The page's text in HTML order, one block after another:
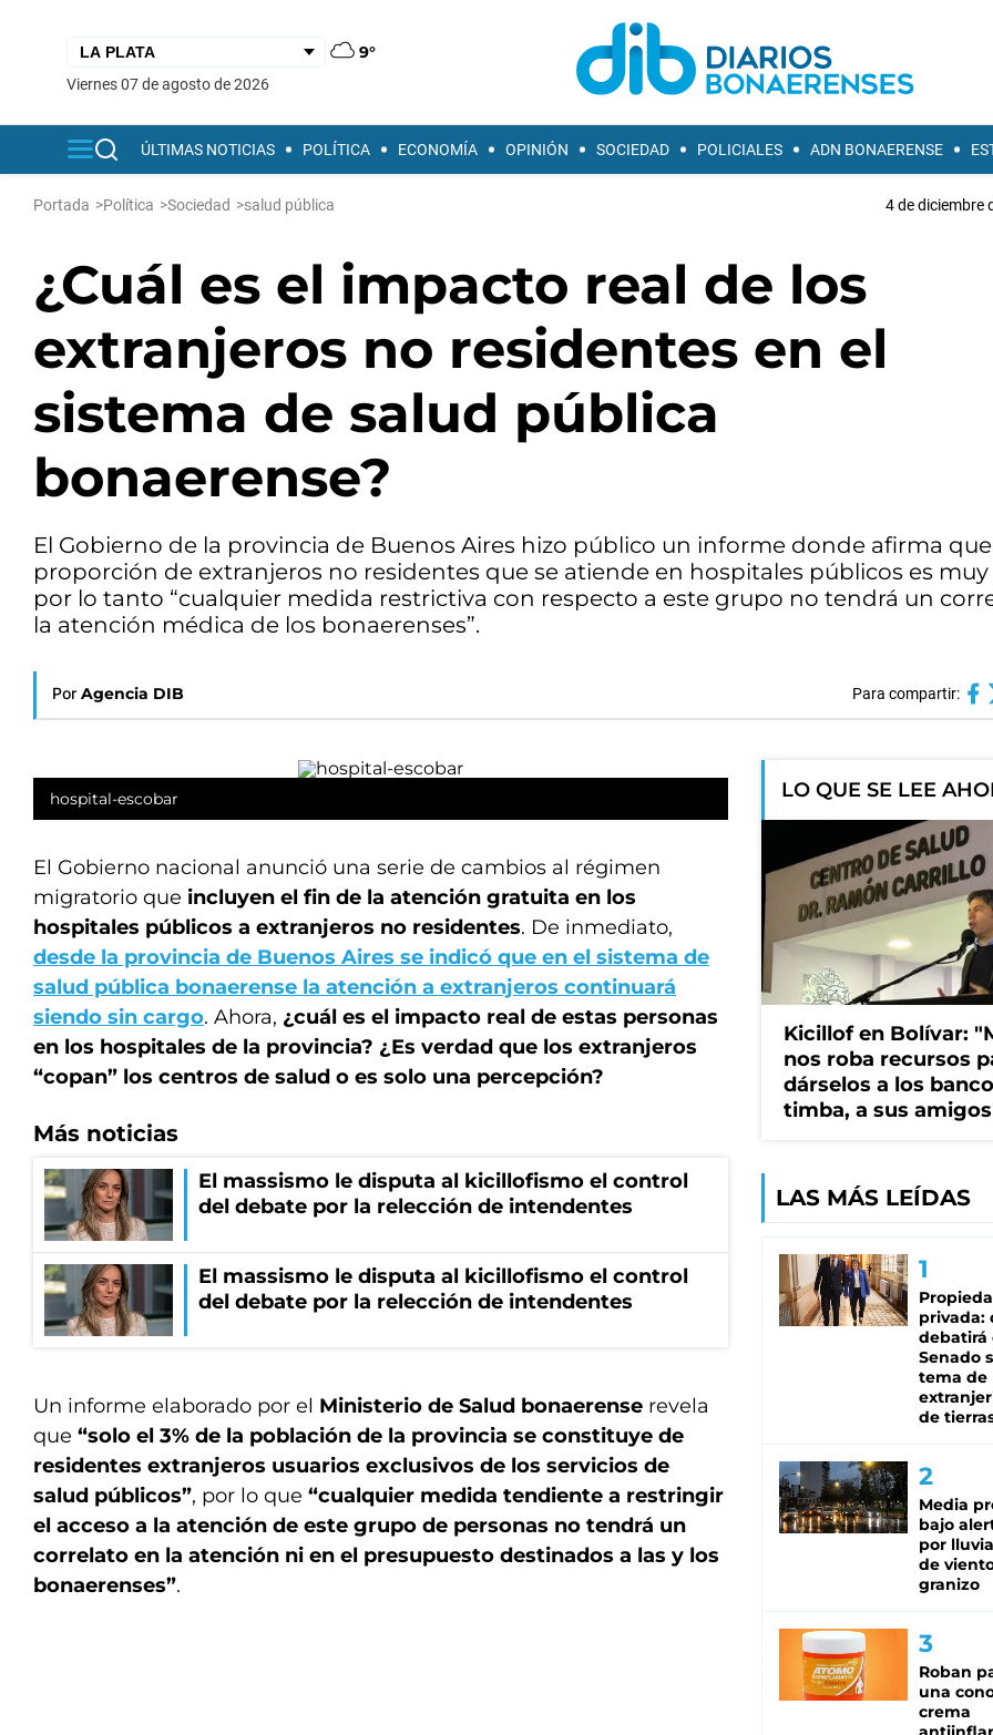
9°
viernes 07 de agosto de 2026
ÚLTIMAS NOTICIAS POLÍTICA ECONOMÍA OPINIÓN SOCIEDAD POLICIALES ADN BONAERENSE
Portada >Política >Sociedad >salud pública 4 de diciembre
¿Cuál es el impacto real de los
extranjeros no residentes en el
sistema de salud pública
bonaerense?
El Gobierno de la provincia de Buenos Aires hizo público un informe donde afirma que
proporción de extranjeros no residentes que se atiende en hospitales públicos es muy
por lo tanto “cualquier medida restrictiva con respecto a este grupo no tendrá un
la atención médica de los bonaerenses”.
Por Agencia DIB Para compartir:
hospital-escobar
El Gobierno nacional anunció una serie de cambios al régimen
migratorio que incluyen el fin de la atención gratuita en los
hospitales públicos a extranjeros no residentes. De inmediato,
desde la provincia de Buenos Aires se indicó que en el sistema de
salud pública bonaerense la atención a extranjeros continuará
siendo sin cargo. Ahora, ¿cuál es el impacto real de estas personas
en los hospitales de la provincia? ¿Es verdad que los extranjeros
“copan” los centros de salud o es solo una percepción?
Más noticias
El massismo le disputa al kicillofismo el control
del debate por la relección de intendentes
El massismo le disputa al kicillofismo el control
del debate por la relección de intendentes
Un informe elaborado por el Ministerio de Salud bonaerense revela
que “solo el 3% de la población de la provincia se constituye de
residentes extranjeros usuarios exclusivos de los servicios de
salud públicos”, por lo que “cualquier medida tendiente a restringir
el acceso a la atención de este grupo de personas no tendrá un
correlato en la atención ni en el presupuesto destinados a las y los
bonaerenses”.
LO QUE SE LEE
Kicillof en Bolívar:
nos roba recursos
dárselos a los
timba, a sus
LAS MÁS LEÍDAS
privada:
debatirá
Senado
tema de
de
Media
bajo
por
de
granizo
Roban
una
crema